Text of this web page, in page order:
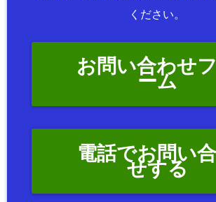
ください。
お問い合わせ
ーム
電話でお問い
せする